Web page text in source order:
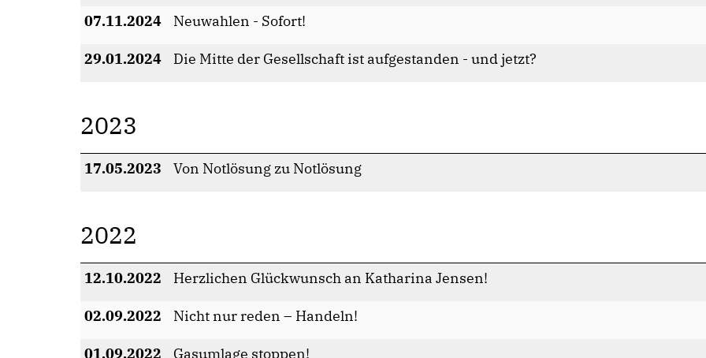
07.11.2024 Neuwahlen - Sofort!
29.01.2024 Die Mitte der Gesellschaft ist aufgestanden - und jetzt?
2023
17.05.2023 Von Notlösung zu Notlösung
2022
12.10.2022 Herzlichen Glückwunsch an Katharina Jensen!
02.09.2022 Nicht nur reden – Handeln!
01.09.2022 Gasumlage stoppen!